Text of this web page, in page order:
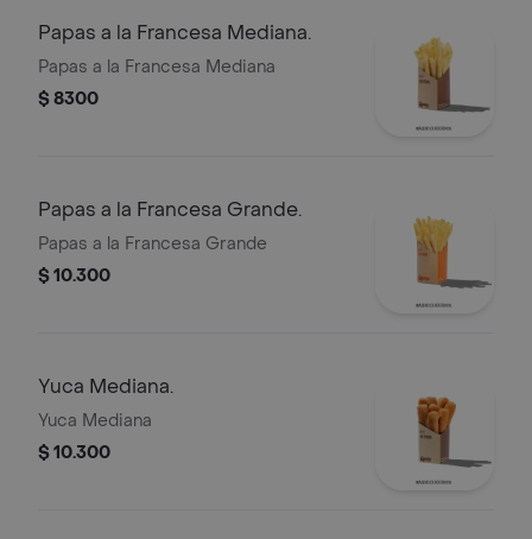
Papas a la Francesa Mediana.
Papas a la Francesa Mediana
$ 8300
Papas a la Francesa Grande.
Papas a la Francesa Grande
$ 10.300
Yuca Mediana.
Yuca Mediana
$ 10.300